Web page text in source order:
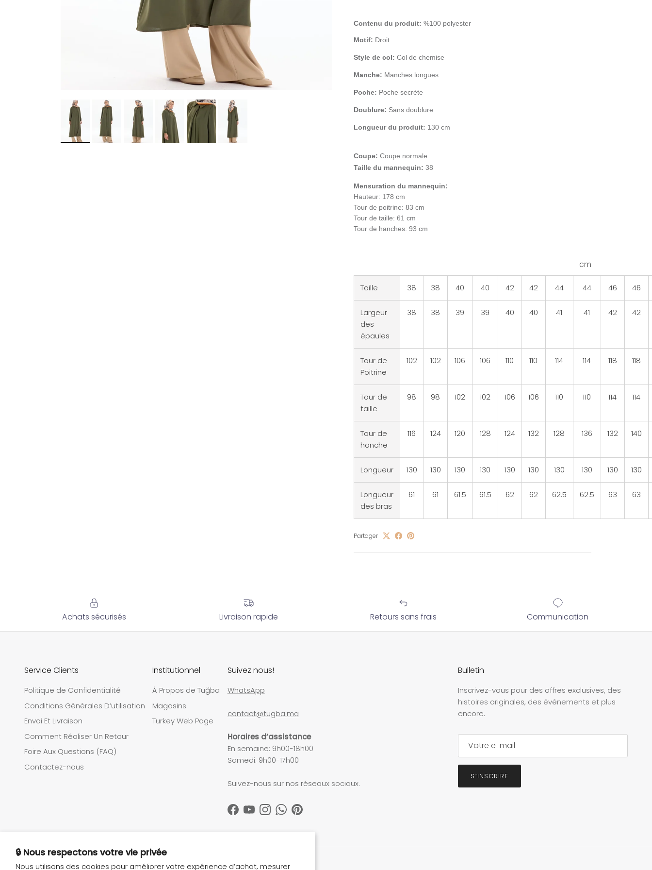
🔒 Nous respectons votre vie privée
Nous utilisons des cookies pour améliorer votre expérience d’achat, mesurer
Contenu du produit: %100 polyester
Motif: Droit
Style de col: Col de chemise
Manche: Manches longues
Poche: Poche secréte
Doublure: Sans doublure
Longueur du produit: 130 cm
Coupe: Coupe normale
Taille du mannequin: 38
Mensuration du mannequin:
Hauteur: 178 cm
Tour de poitrine: 83 cm
Tour de taille: 61 cm
Tour de hanches: 93 cm
cm
Taille 38 38 40 40 42 42 44 44 46 46
Largeur
des
épaules
38 38 39 39 40 40 41 41 42 42
Tour de
Poitrine
102 102 106 106 110 110 114 114 118 118
Tour de
taille
98 98 102 102 106 106 110 110 114 114
Tour de
hanche
116 124 120 128 124 132 128 136 132 140
Longueur 130 130 130 130 130 130 130 130 130 130
Longueur
des bras
61 61 61.5 61.5 62 62 62.5 62.5 63 63
Partager
Achats sécurisés Livraison rapide Retours sans frais Communication
Service Clients
Politique de Confidentialité
Conditions Générales D’utilisation
Envoi Et Livraison
Comment Réaliser Un Retour
Foire Aux Questions (FAQ)
Contactez-nous
Institutionnel
À Propos de Tuğba
Magasins
Turkey Web Page
Suivez nous!
WhatsApp
contact@tugba.ma
Horaires d’assistance
En semaine: 9h00-18h00
Samedi: 9h00-17h00
Suivez-nous sur nos réseaux sociaux.
Facebook
YouTubeInstagram
WhatsApp
Pinterest
Bulletin
Inscrivez-vous pour des offres exclusives, des
histoires originales, des événements et plus
encore.
S’INSCRIRE